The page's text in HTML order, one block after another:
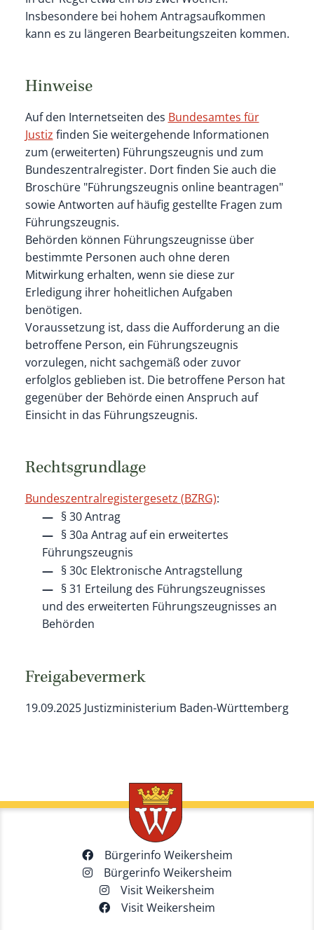
Insbesondere bei hohem Antragsaufkommen
kann es zu längeren Bearbeitungszeiten kommen.
Hinweise
Auf den Internetseiten des Bundesamtes für
Justiz finden Sie weitergehende Informationen
zum (erweiterten) Führungszeugnis und zum
Bundeszentralregister. Dort finden Sie auch die
Broschüre "Führungszeugnis online beantragen"
sowie Antworten aufhäufig gestellte Fragen zum
Führungszeugnis.
Behörden können Führungszeugnisse über
bestimmte Personen auch ohne deren
Mitwirkung erhalten, wenn sie diese zur
Erledigung ihrer hoheitlichen Aufgaben
benötigen.
Voraussetzung ist, dass die Aufforderung an die
betroffene Person, ein Führungszeugnis
vorzulegen, nicht sachgemäß oder zuvor
erfolglos geblieben ist. Die betroffene Person hat
gegenüber der Behörde einen Anspruch auf
Einsicht in das Führungszeugnis.
Rechtsgrundlage
Bundeszentralregistergesetz (BZRG):
§ 30 Antrag
§ 30a Antrag auf ein erweitertes
Führungszeugnis
§ 30c Elektronische Antragstellung
§ 31 Erteilung des Führungszeugnisses
und des erweiterten Führungszeugnisses an
Behörden
Freigabevermerk
19.09.2025 Justizministerium Baden-Württemberg
Bürgerinfo Weikersheim
Bürgerinfo Weikersheim
Visit Weikersheim
Visit Weikersheim